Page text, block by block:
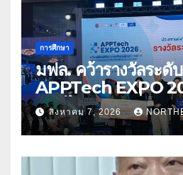
การศึกษา
มฟล. คว้ารางวัลระดั
APPTech EXPO
สมุนไพร ขับเคลื่อนน
พาณิชย์
สิงหาคม 7, 2026